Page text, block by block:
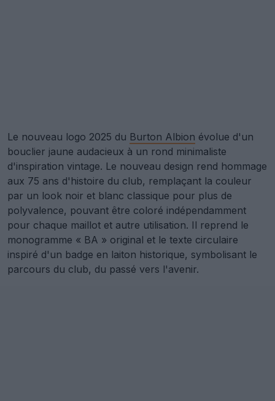
Le nouveau logo 2025 du Burton Albion évolue d'un
bouclier jaune audacieux à un rond minimaliste
d'inspiration vintage. Le nouveau design rend hommage
aux 75 ans d'histoire du club, remplaçant la couleur
par un look noir et blanc classique pour plus de
polyvalence, pouvant être coloré indépendamment
pour chaque maillot et autre utilisation. Il reprend le
monogramme « BA » original et le texte circulaire
inspiré d'un badge en laiton historique, symbolisant le
parcours du club, du passé vers l'avenir.